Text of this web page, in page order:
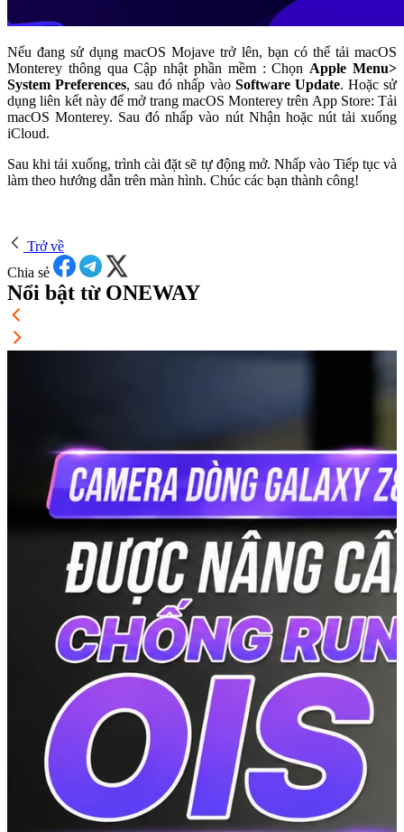
Nếu đang sử dụng macOS Mojave trở lên, bạn có thể tải macOS
Monterey thông qua Cập nhật phần mềm : Chọn Apple Menu>
System Preferences, sau đó nhấp vào Software Update. Hoặc sử
dụng liên kết này để mở trang macOS Monterey trên App Store: Tải
macOS Monterey. Sau đó nhấp vào nút Nhận hoặc nút tải xuống
iCloud.
Sau khi tải xuống, trình cài đặt sẽ tự động mở. Nhấp vào Tiếp tục và
làm theo hướng dẫn trên màn hình. Chúc các bạn thành công!
Trở về
Chia sẻ
Nổi bật từ ONEWAY